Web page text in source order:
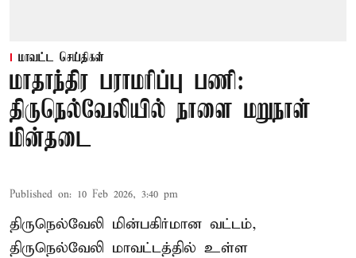
மாவட்ட செய்திகள்
மாதாந்திர பராமரிப்பு பணி:
திருநெல்வேலியில் நாளை மறுநாள்
மின்தடை
Published on: 10 Feb 2026, 3:40 pm
திருநெல்வேலி மின்பகிர்மான வட்டம்,
திருநெல்வேலி மாவட்டத்தில் உள்ள